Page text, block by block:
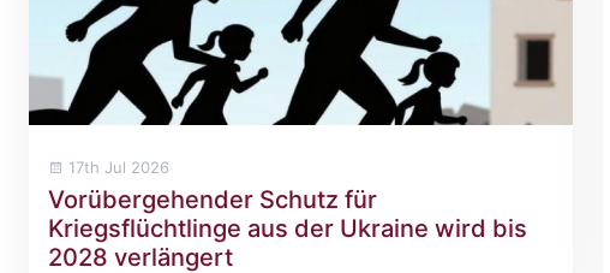
17th Jul 2026
Vorübergehender Schutz für
Kriegsflüchtlinge aus der Ukraine wird bis
2028 verlängert